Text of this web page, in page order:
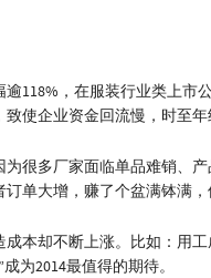
118%，在服装行业类上市
使企业资金回流慢，时至年
很多厂家面临单品难销、
单大增，赚了个盆满钵满
本却不断上涨。比如：用
为2014最值得的期待。